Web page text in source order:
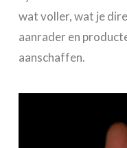
wat voller, wat je
aanrader en
aanschaffen.